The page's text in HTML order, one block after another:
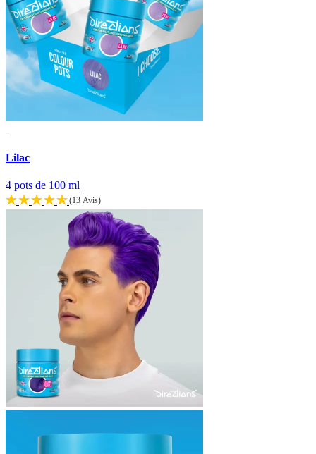
Lilac
4 pots de 100 ml
(13 Avis)